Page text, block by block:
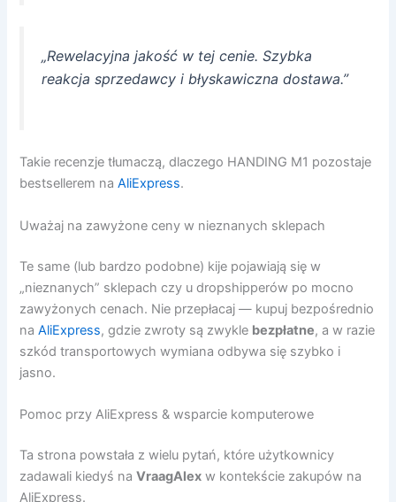
„Rewelacyjna jakość w tej cenie. Szybka
reakcja sprzedawcy i błyskawiczna dostawa.”
Takie recenzje tłumaczą, dlaczego HANDING M1 pozostaje
bestsellerem naAliExpress.
Uważaj na zawyżone ceny w nieznanych sklepach
Te same (lub bardzo podobne) kije pojawiają się w
„nieznanych” sklepach czy u dropshipperów po mocno
zawyżonych cenach. Nie przepłacaj — kupuj bezpośrednio
naAliExpress, gdzie zwroty są zwykle bezpłatne, a w razie
szkód transportowych wymiana odbywa się szybko i
jasno.
Pomoc przy AliExpress & wsparcie komputerowe
Ta strona powstała z wielu pytań, które użytkownicy
zadawali kiedyś naVraagAlex w kontekście zakupów na
AliExpress.